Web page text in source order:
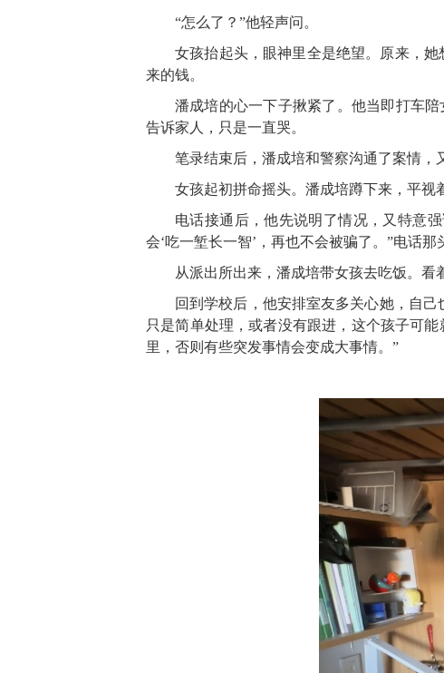
“怎么了？”他轻声问。
女孩抬起头，眼神里全是绝望。原来，
来的钱。
潘成培的心一下子揪紧了。他当即打车
告诉家人，只是一直哭。
笔录结束后，潘成培和警察沟通了案情，
女孩起初拼命摇头。潘成培蹲下来，平视
电话接通后，他先说明了情况，又特意
会‘吃一堑长一智’，再也不会被骗了。”电话那
从派出所出来，潘成培带女孩去吃饭。
回到学校后，他安排室友多关心她，自
只是简单处理，或者没有跟进，这个孩子可
里，否则有些突发事情会变成大事情。”